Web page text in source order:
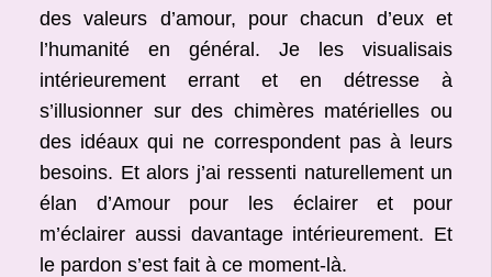
des valeurs d’amour, pour chacun d’eux et
l’humanité en général. Je les visualisais
intérieurement errant et en détresse à
s’illusionner sur des chimères matérielles ou
des idéaux qui ne correspondent pas à leurs
besoins. Et alors j’ai ressenti naturellement un
élan d’Amour pour les éclairer et pour
m’éclairer aussi davantage intérieurement. Et
le pardon s’est fait à ce moment-là.